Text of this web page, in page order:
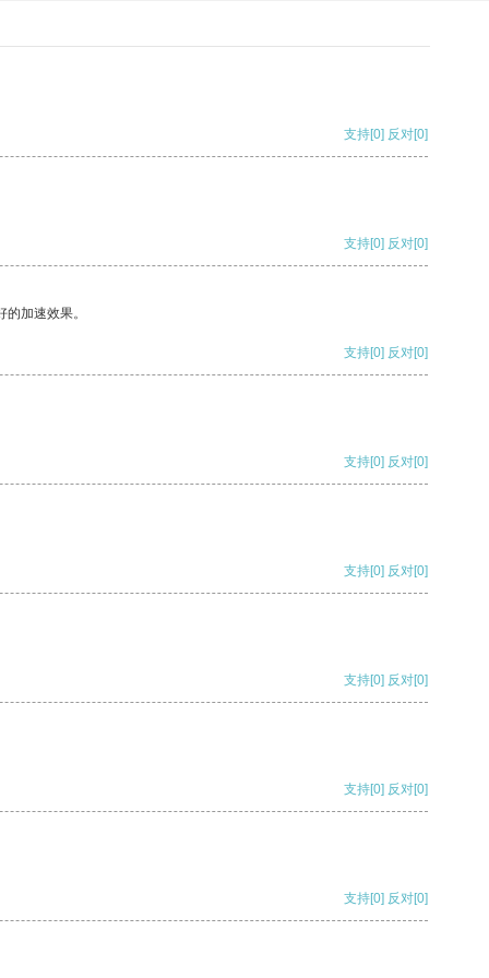
支持[0] 反对[0]
支持[0] 反对[0]
加速效果。
支持[0] 反对[0]
支持[0] 反对[0]
支持[0] 反对[0]
支持[0] 反对[0]
支持[0] 反对[0]
支持[0] 反对[0]